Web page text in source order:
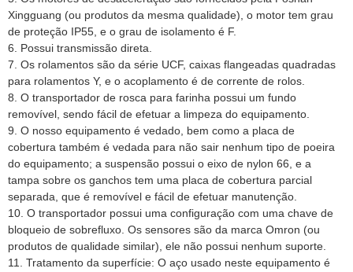
Xingguang (ou produtos da mesma qualidade), o motor tem grau
de proteção IP55, e o grau de isolamento é F.
6. Possui transmissão direta.
7. Os rolamentos são da série UCF, caixas flangeadas quadradas
para rolamentos Y, e o acoplamento é de corrente de rolos.
8. O transportador de rosca para farinha possui um fundo
removível, sendo fácil de efetuar a limpeza do equipamento.
9. O nosso equipamento é vedado, bem como a placa de
cobertura também é vedada para não sair nenhum tipo de poeira
do equipamento; a suspensão possui o eixo de nylon 66, e a
tampa sobre os ganchos tem uma placa de cobertura parcial
separada, que é removível e fácil de efetuar manutenção.
10. O transportador possui uma configuração com uma chave de
bloqueio de sobrefluxo. Os sensores são da marca Omron (ou
produtos de qualidade similar), ele não possui nenhum suporte.
11. Tratamento da superfície: O aço usado neste equipamento é